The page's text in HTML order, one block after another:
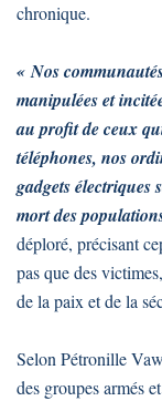
chronique.
« Nos
manipulées et
au profit de ceux
téléphones, nos
gadgets électriques
mort des
déploré, précisant
pas que des
de la paix et de la
Selon Pétronille
des groupes armés